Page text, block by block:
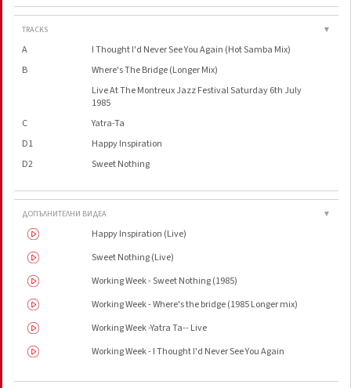
TRACKS ▼
A
I Thought I'd Never See You Again (Hot Samba Mix)
B
Where's The Bridge (Longer Mix)
Live At The Montreux Jazz Festival Saturday 6th July
1985
C
Yatra-Ta
D1
Happy Inspiration
D2
Sweet Nothing
ДОПЪЛНИТЕЛНИ ВИДЕА ▼
Happy Inspiration (Live)
Sweet Nothing (Live)
Working Week - Sweet Nothing (1985)
Working Week - Where's the bridge (1985 Longer mix)
Working Week -Yatra Ta-- Live
Working Week - I Thought I'd Never See You Again